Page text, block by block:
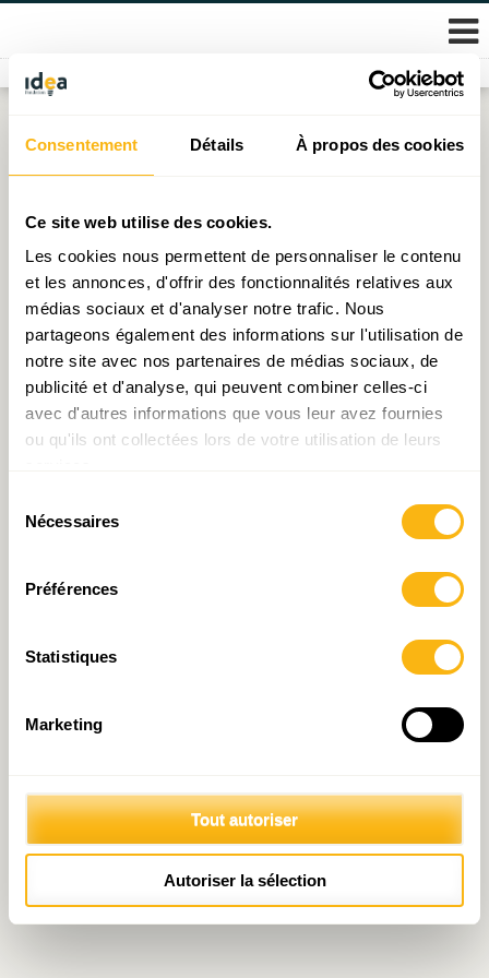
Consentement Détails À propos des cookies
Ce site web utilise des cookies.
Les cookies nous permettent de personnaliser le contenu
et les annonces, d'offrir des fonctionnalités relatives aux
médias sociaux et d'analyser notre trafic. Nous
partageons également des informations sur l'utilisation de
notre site avec nos partenaires de médias sociaux, de
publicité et d'analyse, qui peuvent combiner celles-ci
avec d'autres informations que vous leur avez fournies
ou qu'ils ont collectées lors de votre utilisation de leurs
Nécessaires
Préférences
Statistiques
Marketing
Tout autoriser
Autoriser la sélection
content
Catégorie : Décryptage
Chargement ...
© 2026 Fondation IDEA
Politique de protection des données personnelles